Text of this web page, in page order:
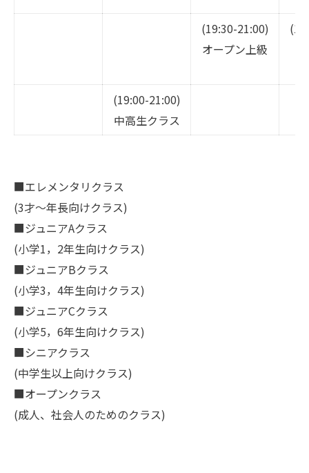
(19:30-21:00)
オープン上級
(19:00-21:00)
中高生クラス
■エレメンタリクラス
(3才～年長向けクラス)
■ジュニアAクラス
(小学1，2年生向けクラス)
■ジュニアBクラス
(小学3，4年生向けクラス)
■ジュニアCクラス
(小学5，6年生向けクラス)
■シニアクラス
(中学生以上向けクラス)
■オープンクラス
(成人、社会人のためのクラス)